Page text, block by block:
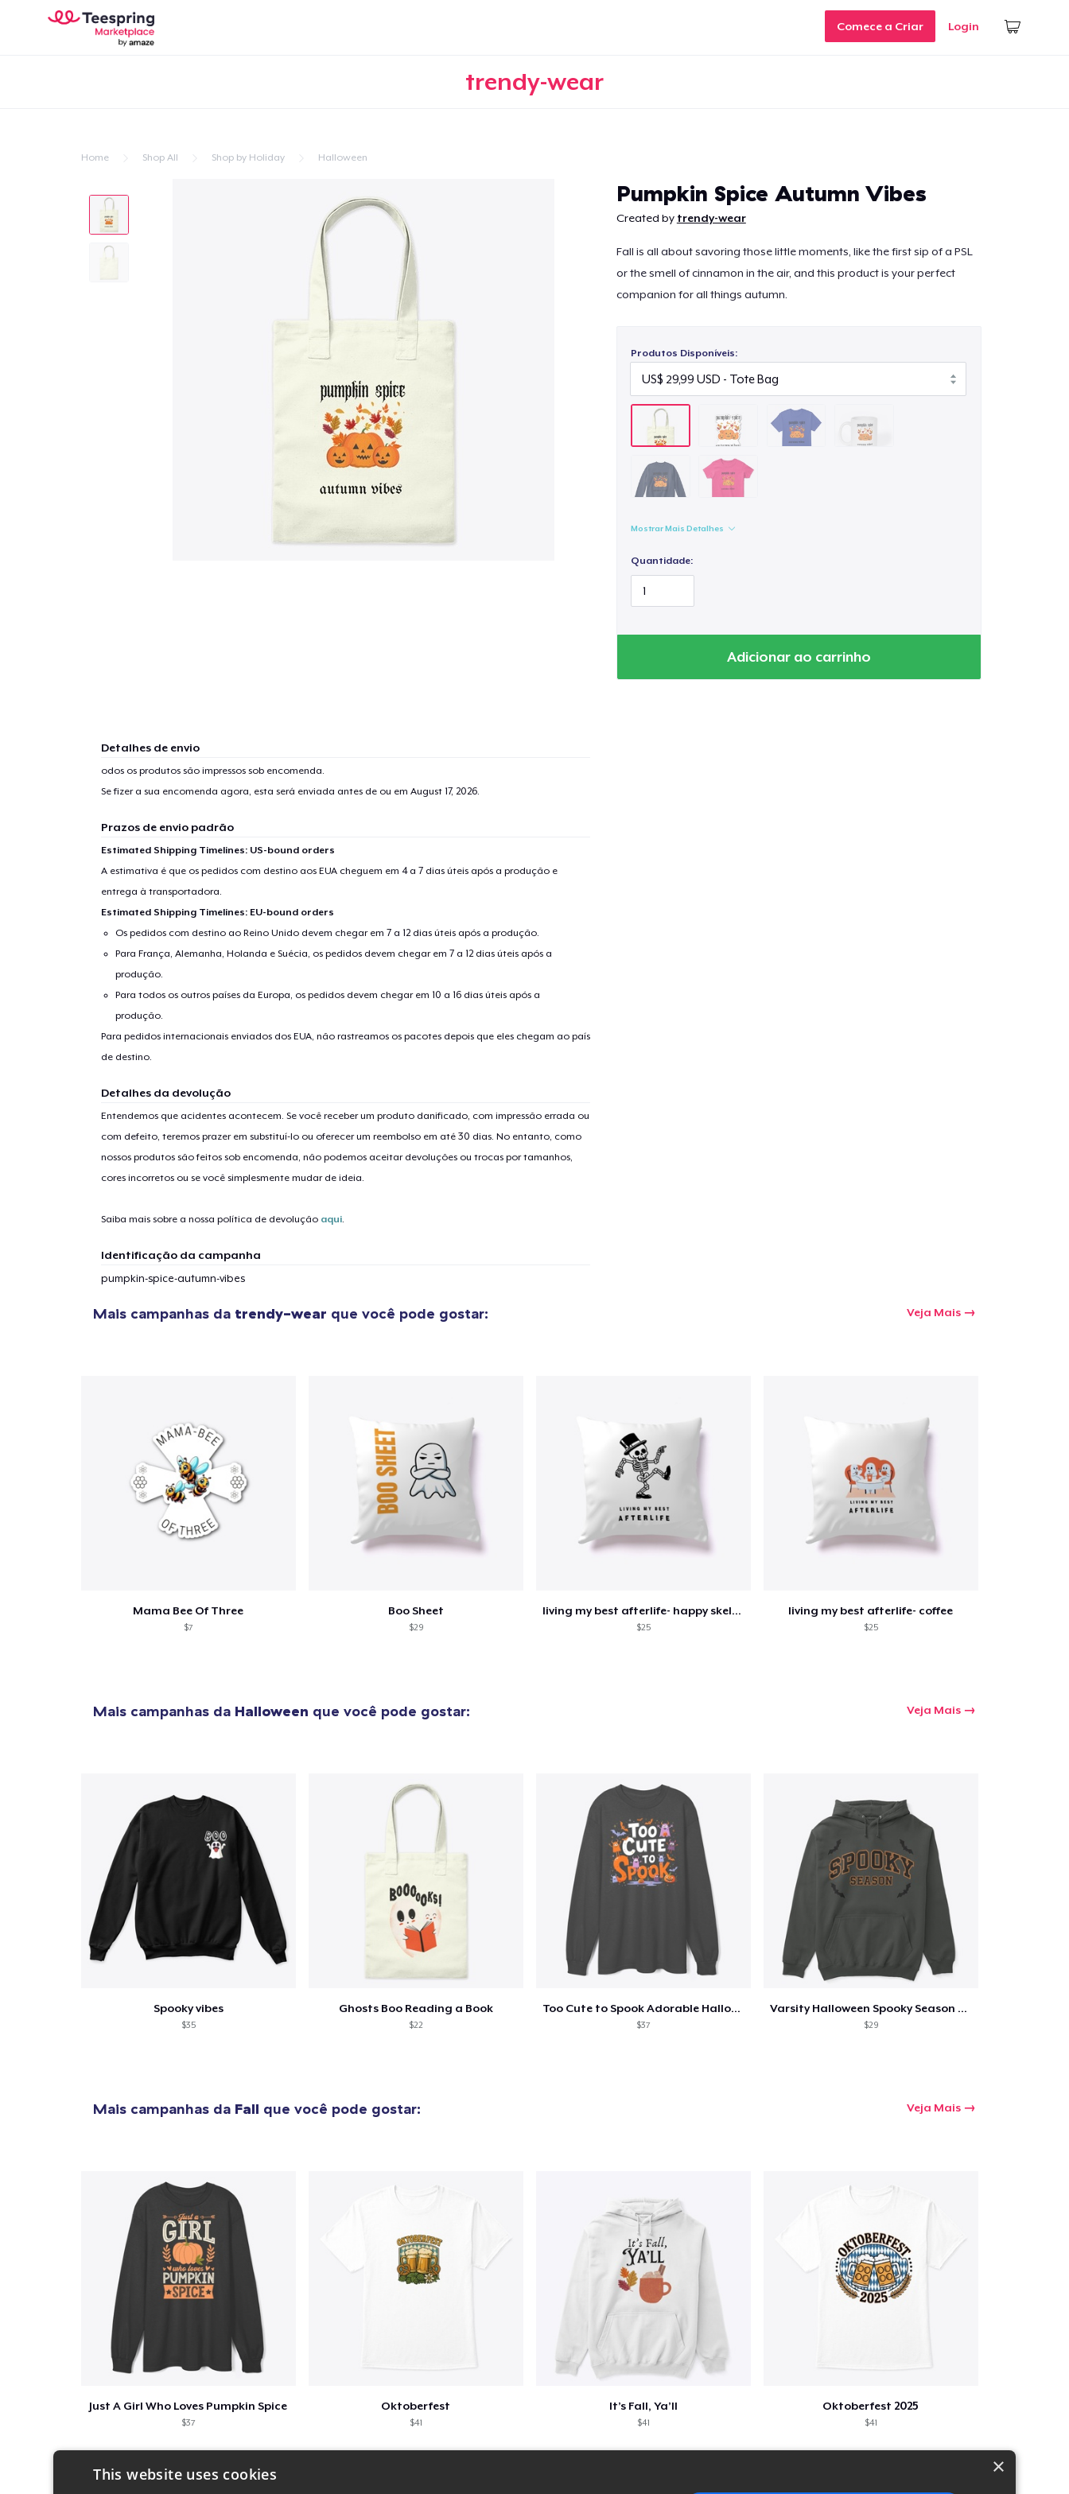
Comece a Criar Login
trendy-wear
Home Shop All Shop by Holiday Halloween
Pumpkin Spice Autumn Vibes
Created by trendy-wear
Fall is all about savoring those little moments, like the first sip of a PSL
or the smell of cinnamon in the air, and this product is your perfect
companion for all things autumn.
Produtos Disponíveis:
Mostrar Mais Detalhes
Quantidade:
Adicionar ao carrinho
Detalhes de envio
odos os produtos são impressos sob encomenda.
Se fizer a sua encomenda agora, esta será enviada antes de ou em August 17, 2026.
Prazos de envio padrão
Estimated Shipping Timelines: US-bound orders
A estimativa é que os pedidos com destino aos EUA cheguem em 4 a 7 dias úteis após a produção e
entrega à transportadora.
Estimated Shipping Timelines: EU-bound orders
Os pedidos com destino ao Reino Unido devem chegar em 7 a 12 dias úteis após a produção.
Para França, Alemanha, Holanda e Suécia, os pedidos devem chegar em 7 a 12 dias úteis após a
produção.
Para todos os outros países da Europa, os pedidos devem chegar em 10 a 16 dias úteis após a
produção.
Para pedidos internacionais enviados dos EUA, não rastreamos os pacotes depois que eles chegam ao país
de destino.
Detalhes da devolução
Entendemos que acidentes acontecem. Se você receber um produto danificado, com impressão errada ou
com defeito, teremos prazer em substituí-lo ou oferecer um reembolso em até 30 dias. No entanto, como
nossos produtos são feitos sob encomenda, não podemos aceitar devoluções ou trocas por tamanhos,
cores incorretos ou se você simplesmente mudar de ideia.
Saiba mais sobre a nossa política de devolução aqui.
Identificação da campanha
pumpkin-spice-autumn-vibes
Mais campanhas da trendy-wear que você pode gostar: Veja Mais
Mama Bee Of Three
$7
Boo Sheet
$29
living my best afterlife- happy skeleton
$25
living my best afterlife- coffee
$25
Mais campanhas da Halloween que você pode gostar: Veja Mais
Spooky vibes
$35
Ghosts Boo Reading a Book
$22
Too Cute to Spook Adorable Halloween Tee
$37
Varsity Halloween Spooky Season Letter
$29
Mais campanhas da Fall que você pode gostar: Veja Mais
Just A Girl Who Loves Pumpkin Spice
$37
Oktoberfest
$41
It’s Fall, Ya’ll
$41
Oktoberfest 2025
$41
Seguir para a Finalização da
Compra
Continuar Comprando
Tote Bag
US$ 29,99
US$ 15,99
Women's Classic Tee
US$ 23,99
×
This website uses cookies